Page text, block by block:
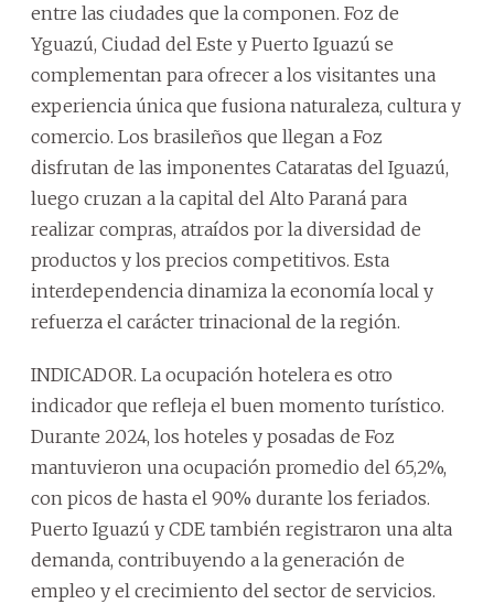
entre las ciudades que la componen. Foz de
Yguazú, Ciudad del Este y Puerto Iguazú se
complementan para ofrecer a los visitantes una
experiencia única que fusiona naturaleza, cultura y
comercio. Los brasileños que llegan a Foz
disfrutan de las imponentes Cataratas del Iguazú,
luego cruzan a la capital del Alto Paraná para
realizar compras, atraídos por la diversidad de
productos y los precios competitivos. Esta
interdependencia dinamiza la economía local y
refuerza el carácter trinacional de la región.
INDICADOR. La ocupación hotelera es otro
indicador que refleja el buen momento turístico.
Durante 2024, los hoteles y posadas de Foz
mantuvieron una ocupación promedio del 65,2%,
con picos de hasta el 90% durante los feriados.
Puerto Iguazú y CDE también registraron una alta
demanda, contribuyendo a la generación de
empleo y el crecimiento del sector de servicios.